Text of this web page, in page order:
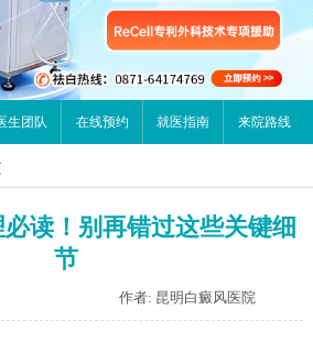
生团队 在线预约 就医指南 来院路线
读！别再错过这些关键细
节
作者: 昆明白癜风医院